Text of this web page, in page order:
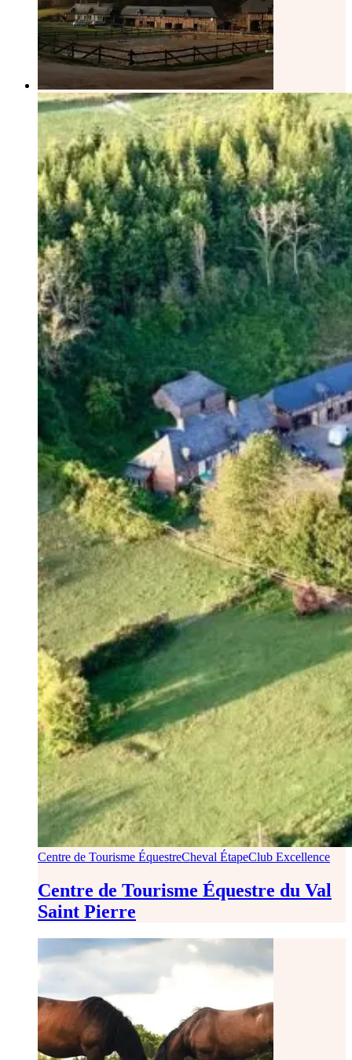
Centre de Tourisme ÉquestreCheval ÉtapeClub Excellence
Centre de Tourisme Équestre du Val
Saint Pierre